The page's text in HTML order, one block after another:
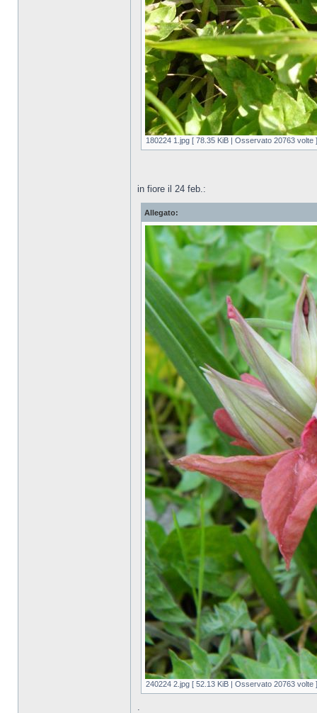
180224 1.jpg [ 78.35 KiB | Osservato 20763 volte ]
in fiore il 24 feb.:
Allegato:
240224 2.jpg [ 52.13 KiB | Osservato 20763 volte ]
.